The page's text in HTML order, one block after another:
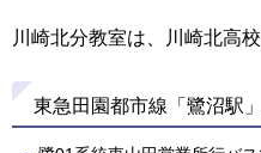
川崎北分教室は、川崎北高
東急田園都市線「鷺沼駅